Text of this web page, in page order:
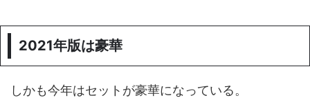
2021年版は豪華
しかも今年はセットが豪華になっている。